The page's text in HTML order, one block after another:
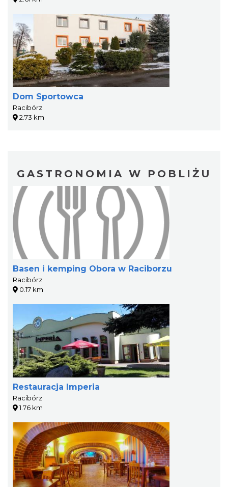
Dom Sportowca
Racibórz
2.73 km
GASTRONOMIA W POBLIŻU
Basen i kemping Obora w Raciborzu
Racibórz
0.17 km
Restauracja Imperia
Racibórz
1.76 km